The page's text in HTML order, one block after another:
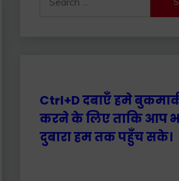
for:
Ctrl+D दबाएँ हमे
करने के लिए ताकि आप
दुबारा हम तक पहुँच सके।